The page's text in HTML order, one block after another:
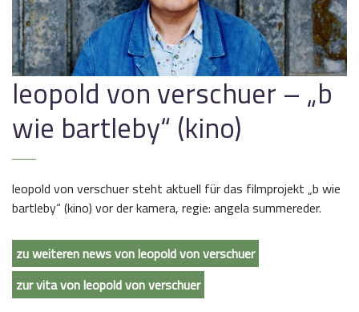
leopold von verschuer – „b
wie bartleby“ (kino)
leopold von verschuer steht aktuell für das filmprojekt „b wie
bartleby“ (kino) vor der kamera, regie: angela summereder.
zu weiteren news von leopold von verschuer
zur vita von leopold von verschuer